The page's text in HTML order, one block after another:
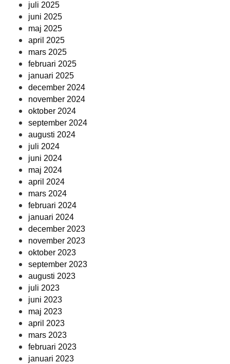
juli 2025
juni 2025
maj 2025
april 2025
mars 2025
februari 2025
januari 2025
december 2024
november 2024
oktober 2024
september 2024
augusti 2024
juli 2024
juni 2024
maj 2024
april 2024
mars 2024
februari 2024
januari 2024
december 2023
november 2023
oktober 2023
september 2023
augusti 2023
juli 2023
juni 2023
maj 2023
april 2023
mars 2023
februari 2023
januari 2023